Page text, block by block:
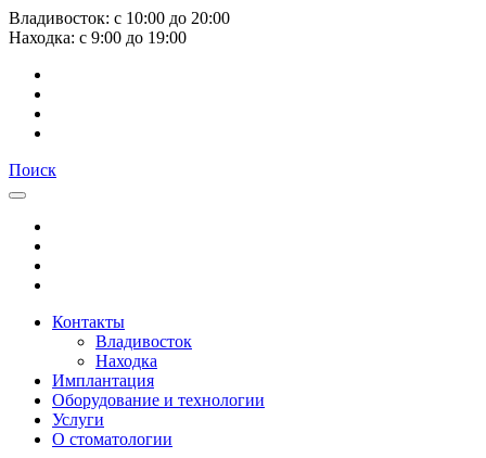
Владивосток: с 10:00 до 20:00
Находка: с 9:00 до 19:00
Поиск
Контакты
Владивосток
Находка
Имплантация
Оборудование и технологии
Услуги
О стоматологии